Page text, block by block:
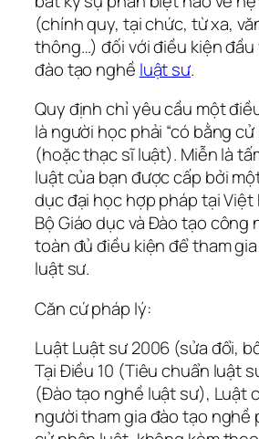
(chính quy, tại chức, từ xa,
thông…) đối với điều kiện đầu
đào tạo nghề luật sư.
Quy định chỉ yêu cầu một
là người học phải “có bằng cử
(hoặc thạc sĩ luật). Miễn là
luật của bạn được cấp bởi
dục đại học hợp pháp tại Việt
Bộ Giáo dục và Đào tạo công
toàn đủ điều kiện để tham
luật sư.
Căn cứ pháp lý:
Luật Luật sư 2006 (sửa đổi,
Tại Điều 10 (Tiêu chuẩn luật
(Đào tạo nghề luật sư), Luật
người tham gia đào tạo nghề